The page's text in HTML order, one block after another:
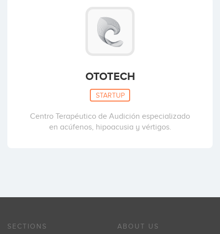
OTOTECH
STARTUP
Centro Terapéutico de Audición especializado
en acúfenos, hipoacusia y vértigos.
SECTIONS ABOUT US